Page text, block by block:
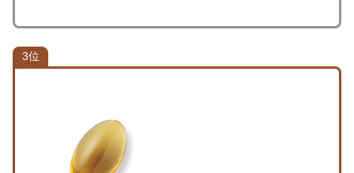
3位